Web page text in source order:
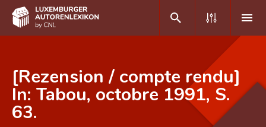
DE FR
Home
[Rezension / compte rendu]
In: Tabou, octobre 1991, S.
63.